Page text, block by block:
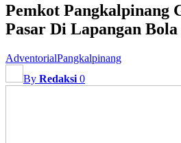
Pemkot Pangkalpinang
Pasar Di Lapangan
AdventorialPangkalpinang
By Redaksi 0